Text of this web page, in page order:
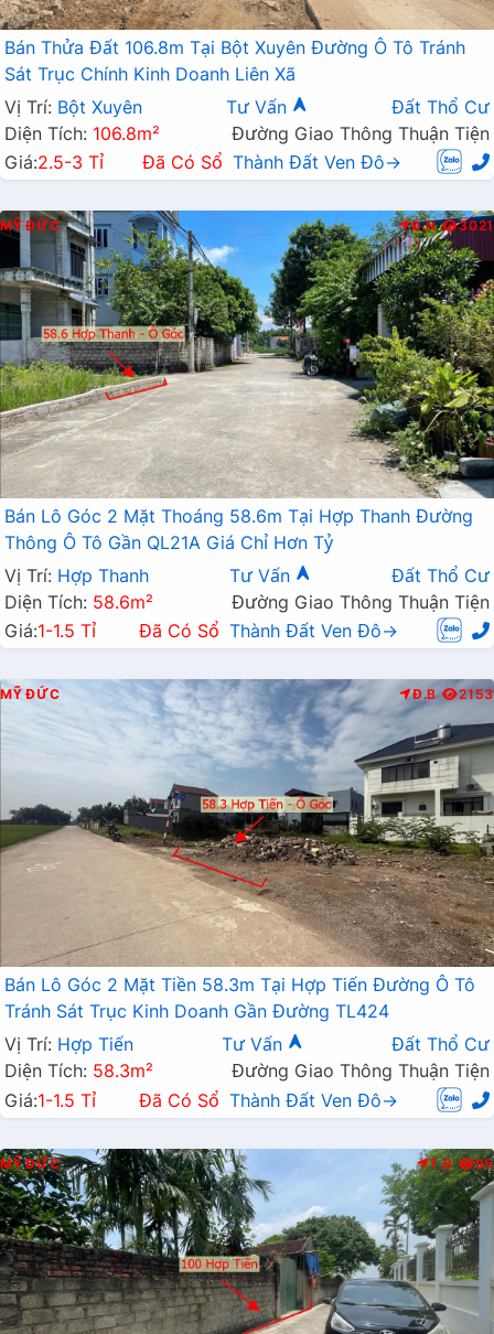
Bán Thửa Đất 106.8m Tại Bột Xuyên Đường Ô Tô Tránh
Sát Trục Chính Kinh Doanh Liên Xã
Vị Trí: Bột Xuyên Tư Vấn
Đất Thổ Cư
Diện Tích: 106.8m²
Đường Giao Thông Thuận Tiện
Giá:2.5-3 Tỉ Đã Có Sổ Thành Đất Ven Đô→
MỸ ĐỨC Đ.N 3021
Bán Lô Góc 2 Mặt Thoáng 58.6m Tại Hợp Thanh Đường
Thông Ô Tô Gần QL21A Giá Chỉ Hơn Tỷ
Vị Trí: Hợp Thanh Tư Vấn
Đất Thổ Cư
Diện Tích: 58.6m²
Đường Giao Thông Thuận Tiện
Giá:1-1.5 Tỉ Đã Có Sổ Thành Đất Ven Đô→
MỸ ĐỨC Đ.B 2153
Bán Lô Góc 2 Mặt Tiền 58.3m Tại Hợp Tiến Đường Ô Tô
Tránh Sát Trục Kinh Doanh Gần Đường TL424
Vị Trí: Hợp Tiến Tư Vấn
Đất Thổ Cư
Diện Tích: 58.3m²
Đường Giao Thông Thuận Tiện
Giá:1-1.5 Tỉ Đã Có Sổ Thành Đất Ven Đô→
MỸ ĐỨC T.B 95